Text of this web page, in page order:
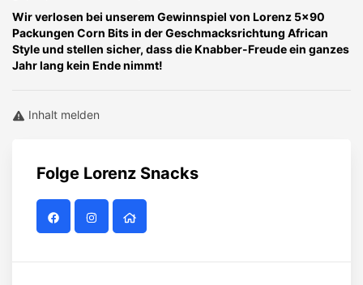
Wir verlosen bei unserem Gewinnspiel von Lorenz 5x90
Packungen Corn Bits in der Geschmacksrichtung African
Style und stellen sicher, dass die Knabber-Freude ein ganzes
Jahr lang kein Ende nimmt!
Inhalt melden
Folge Lorenz Snacks